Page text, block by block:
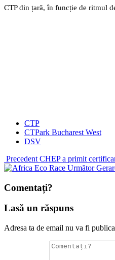
CTP din țară, în funcție de ritmul
CTP
CTPark Bucharest West
DSV
Precedent CHEP a primit
Următor
Comentați?
Lasă un răspuns
Adresa ta de email nu va fi